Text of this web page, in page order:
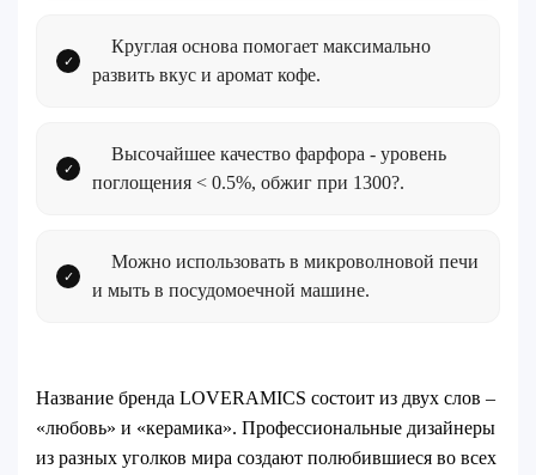
Круглая основа помогает максимально
развить вкус и аромат кофе.
Высочайшее качество фарфора - уровень
поглощения < 0.5%, обжиг при 1300?.
Можно использовать в микроволновой печи
и мыть в посудомоечной машине.
Название бренда LOVERAMICS состоит из двух слов –
«любовь» и «керамика». Профессиональные дизайнеры
из разных уголков мира создают полюбившиеся во всех